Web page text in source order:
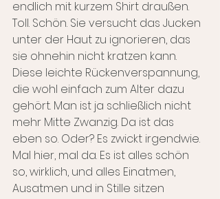
endlich mit kurzem Shirt draußen.
Toll. Schön. Sie versucht das Jucken
unter der Haut zu ignorieren, das
sie ohnehin nicht kratzen kann.
Diese leichte Rückenverspannung,
die wohl einfach zum Alter dazu
gehört. Man ist ja schließlich nicht
mehr Mitte Zwanzig. Da ist das
eben so. Oder? Es zwickt irgendwie.
Mal hier, mal da. Es ist alles schön
so, wirklich, und alles Einatmen,
Ausatmen und in Stille sitzen